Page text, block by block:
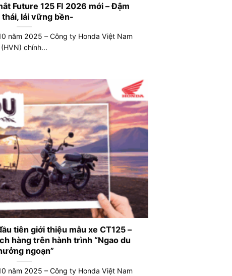
Future 125 FI 2026 mới – Đậm
thái, lái vững bền-
năm 2025 – Công ty Honda Việt Nam
(HVN) chính...
tiên giới thiệu mẫu xe CT125 –
hàng trên hành trình “Ngao du
ngoạn”
năm 2025 – Công ty Honda Việt Nam